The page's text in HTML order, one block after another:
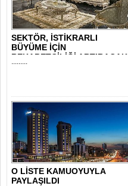
SEKTÖR, İSTİKRARLI
BÜYÜME İÇİN
REKABETÇİLİĞİ ARTIRACAK
DESTE..
.........
O LİSTE KAMUOYUYLA
PAYLAŞILDI